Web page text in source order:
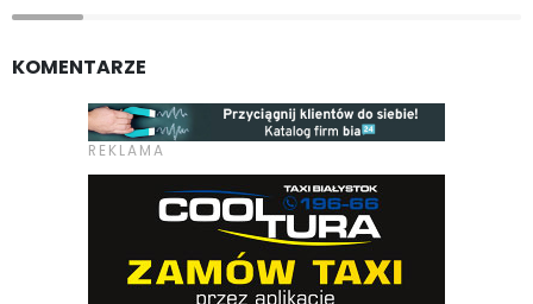
KOMENTARZE